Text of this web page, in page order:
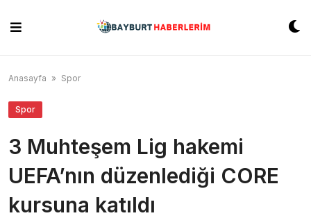
content
Anasayfa » Spor
Spor
3 Muhteşem Lig hakemi
UEFA’nın düzenlediği CORE
kursuna katıldı